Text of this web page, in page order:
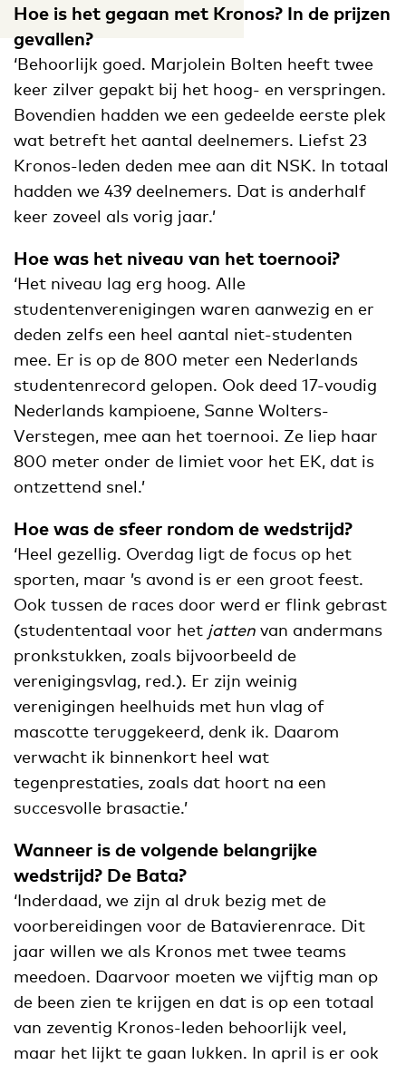
Hoe is het gegaan met Kronos? In de prijzen
gevallen?
‘Behoorlijk goed. Marjolein Bolten heeft twee
keer zilver gepakt bij het hoog- en verspringen.
Bovendien hadden we een gedeelde eerste plek
wat betreft het aantal deelnemers. Liefst 23
Kronos-leden deden mee aan dit NSK. In totaal
hadden we 439 deelnemers. Dat is anderhalf
keer zoveel als vorig jaar.’
Hoe was het niveau van het toernooi?
‘Het niveau lag erg hoog. Alle
studentenverenigingen waren aanwezig en er
deden zelfs een heel aantal niet-studenten
mee. Er is op de 800 meter een Nederlands
studentenrecord gelopen. Ook deed 17-voudig
Nederlands kampioene, Sanne Wolters-
Verstegen, mee aan het toernooi. Ze liep haar
800 meter onder de limiet voor het EK, dat is
ontzettend snel.’
Hoe was de sfeer rondom de wedstrijd?
‘Heel gezellig. Overdag ligt de focus op het
sporten, maar ’s avond is er een groot feest.
Ook tussen de races door werd er flink gebrast
(studententaal voor het jatten van andermans
pronkstukken, zoals bijvoorbeeld de
verenigingsvlag, red.). Er zijn weinig
verenigingen heelhuids met hun vlag of
mascotte teruggekeerd, denk ik. Daarom
verwacht ik binnenkort heel wat
tegenprestaties, zoals dat hoort na een
succesvolle brasactie.’
Wanneer is de volgende belangrijke
wedstrijd? De Bata?
‘Inderdaad, we zijn al druk bezig met de
voorbereidingen voor de Batavierenrace. Dit
jaar willen we als Kronos met twee teams
meedoen. Daarvoor moeten we vijftig man op
de been zien te krijgen en dat is op een totaal
van zeventig Kronos-leden behoorlijk veel,
maar het lijkt te gaan lukken. In april is er ook